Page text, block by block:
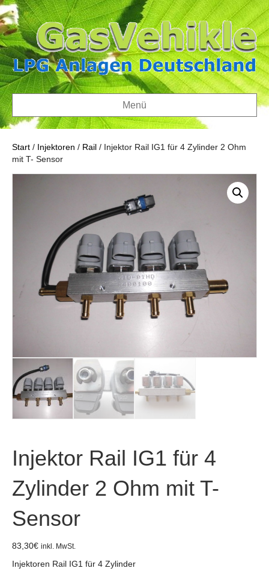
Menü
Start / Injektoren / Rail / Injektor Rail IG1 für 4 Zylinder 2 Ohm
mit T- Sensor
Injektor Rail IG1 für 4
Zylinder 2 Ohm mit T-
Sensor
83,30€ inkl. MwSt.
Injektoren Rail IG1 für 4 Zylinder